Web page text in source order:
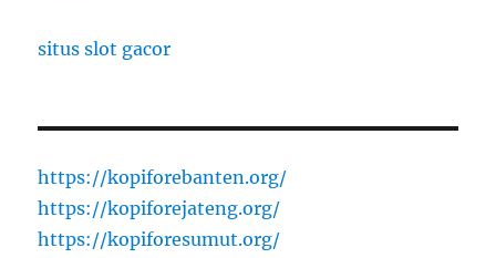
situs slot gacor
https://kopiforebanten.org/
https://kopiforejateng.org/
https://kopiforesumut.org/